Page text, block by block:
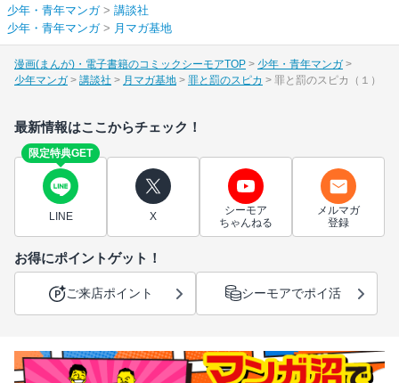
少年・青年マンガ> 講談社
少年・青年マンガ> 月マガ基地
漫画(まんが)・電子書籍のコミックシーモアTOP
少年・青年マンガ
少年マンガ
講談社 月マガ基地 罪と罰のスピカ 罪と罰のスピカ（１）
最新情報はここからチェック！
限定特典GET
LINE X
シーモア
ちゃんねる
メルマガ
登録
お得にポイントゲット！
ご来店ポイント シーモアでポイ活